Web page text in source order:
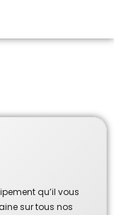
qu’il vous
sur tous nos